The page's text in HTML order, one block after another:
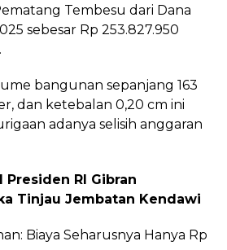
Tembesu dari Dana
sebesar Rp 253.827.950
bangunan sepanjang 163
dan ketebalan 0,20 cm ini
adanya selisih anggaran
Presiden RI Gibran
Tinjau Jembatan Kendawi
Biaya Seharusnya Hanya Rp